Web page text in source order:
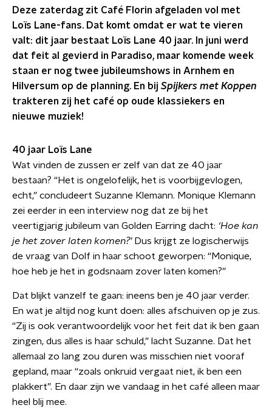
Deze zaterdag zit Café Florin afgeladen vol met
Loïs Lane-fans. Dat komt omdat er wat te vieren
valt: dit jaar bestaat Loïs Lane 40 jaar. In juni werd
dat feit al gevierd in Paradiso, maar komende week
staan er nog twee jubileumshows in Arnhem en
Hilversum op de planning. En bij Spijkers met Koppen
trakteren zij het café op oude klassiekers en
nieuwe muziek!
40 jaar Loïs Lane
Wat vinden de zussen er zelf van dat ze 40 jaar
bestaan? “Het is ongelofelijk, het is voorbijgevlogen,
echt,” concludeert Suzanne Klemann. Monique Klemann
zei eerder in een interview nog dat ze bij het
veertigjarig jubileum van Golden Earring dacht: ‘Hoe kan
je het zover laten komen?’Dus krijgt ze logischerwijs
de vraag van Dolf in haar schoot geworpen: “Monique,
hoe heb je het in godsnaam zover laten komen?”
Dat blijkt vanzelf te gaan: ineens ben je 40 jaar verder.
En wat je altijd nog kunt doen: alles afschuiven op je zus.
“Zij is ook verantwoordelijk voor het feit dat ik ben gaan
zingen, dus alles is haar schuld,” lacht Suzanne. Dat het
allemaal zo lang zou duren was misschien niet vooraf
gepland, maar “zoals onkruid vergaat niet, ik ben een
plakkert”. En daar zijn we vandaag in het café alleen maar
heel blij mee.